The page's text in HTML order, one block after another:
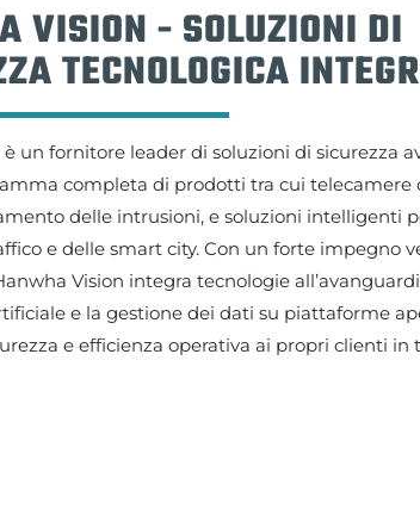
VISION - SOLUZIONI DI
TECNOLOGICA
un fornitore leader di soluzioni di sicurezza
completa di prodotti tra cui telecamere
delle intrusioni, e soluzioni intelligenti
e delle smart city. Con un forte impegno
Vision integra tecnologie
e la gestione dei dati su piattaforme
e efficienza operativa ai propri clienti in